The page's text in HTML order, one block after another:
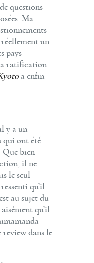
questions
Ma
un
pays
ratification
a enfin
y a un
qui ont été
Que bien
il ne
le seul
qu’il
au sujet du
qu’il
review dans le